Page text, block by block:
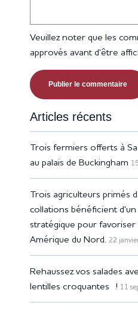
Veuillez noter que les
approvés avant d'être
Articles récents
Trois fermiers offerts à
au palais de Buckingham
Trois agriculteurs primés
collations bénéficient
stratégique pour
Amérique du Nord. 22
Rehaussez vos salades
lentilles croquantes ! 11